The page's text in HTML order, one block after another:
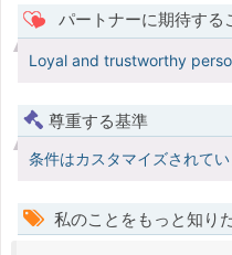
パートナーに期待する
Loyal and trustworthy
尊重する基準
条件はカスタマイズされて
私のことをもっと知り